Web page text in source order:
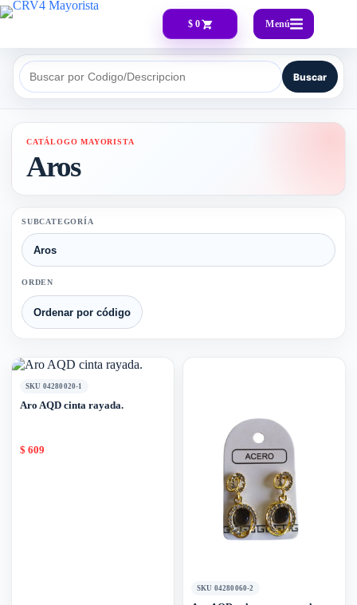
$ 0 Menú
Buscar por Codigo/Descripcion Buscar
CATÁLOGO MAYORISTA
Aros
SUBCATEGORÍA
ORDEN
SKU 04280020-1
Aro AQD cinta rayada.
$ 609
SKU 04280060-2